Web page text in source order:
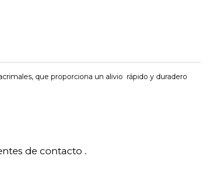
que proporciona un alivio rápido y duradero
de contacto .